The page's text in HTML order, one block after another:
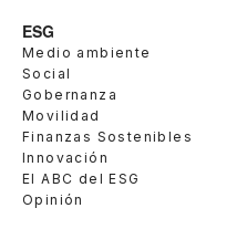
ESG
Medio ambiente
Social
Gobernanza
Movilidad
Finanzas Sostenibles
Innovación
El ABC del ESG
Opinión